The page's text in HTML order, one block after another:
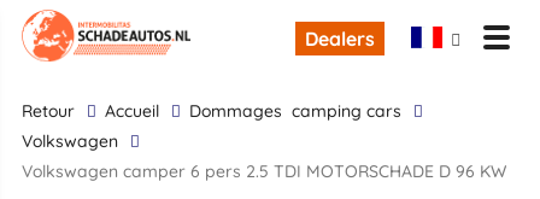
Dealers
retour Accueil
dommages camping cars
Volkswagen
Volkswagen camper 6 pers 2.5 TDI MOTORSCHADE D 96 KW